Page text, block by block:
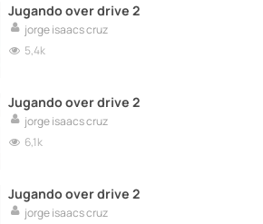
Jugando over drive 2
jorge isaacs cruz
5,4k
Jugando over drive 2
jorge isaacs cruz
6,1k
Jugando over drive 2
jorge isaacs cruz